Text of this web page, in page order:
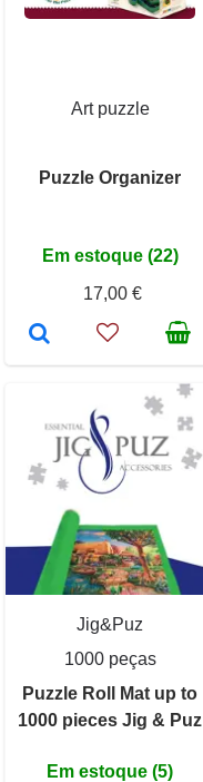
Art puzzle
Puzzle Organizer
Em estoque (22)
17,00 €
Jig&Puz
1000 peças
Puzzle Roll Mat up to
1000 pieces Jig & Puz
Em estoque (5)